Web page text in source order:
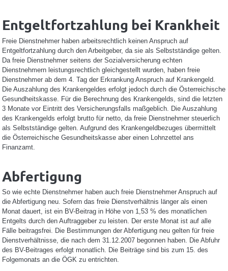
Entgeltfortzahlung bei Krankheit
Freie Dienstnehmer haben arbeitsrechtlich keinen Anspruch auf
Entgeltfortzahlung durch den Arbeitgeber, da sie als Selbstständige gelten.
Da freie Dienstnehmer seitens der Sozialversicherung echten
Dienstnehmern leistungsrechtlich gleichgestellt wurden, haben freie
Dienstnehmer ab dem 4. Tag der Erkrankung Anspruch auf Krankengeld.
Die Auszahlung des Krankengeldes erfolgt jedoch durch die Österreichische
Gesundheitskasse. Für die Berechnung des Krankengelds, sind die letzten
3 Monate vor Eintritt des Versicherungsfalls maßgeblich. Die Auszahlung
des Krankengelds erfolgt brutto für netto, da freie Dienstnehmer steuerlich
als Selbstständige gelten. Aufgrund des Krankengeldbezuges übermittelt
die Österreichische Gesundheitskasse aber einen Lohnzettel ans
Finanzamt.
Abfertigung
So wie echte Dienstnehmer haben auch freie Dienstnehmer Anspruch auf
die Abfertigung neu. Sofern das freie Dienstverhältnis länger als einen
Monat dauert, ist ein BV-Beitrag in Höhe von 1,53 % des monatlichen
Entgelts durch den Auftraggeber zu leisten. Der erste Monat ist auf alle
Fälle beitragsfrei. Die Bestimmungen der Abfertigung neu gelten für freie
Dienstverhältnisse, die nach dem 31.12.2007 begonnen haben. Die Abfuhr
des BV-Beitrages erfolgt monatlich. Die Beiträge sind bis zum 15. des
Folgemonats an die ÖGK zu entrichten.